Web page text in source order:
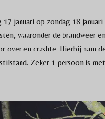
17 januari op zondag 18
waaronder de
en crashte. Hierbij nam
Zeker 1 persoon is